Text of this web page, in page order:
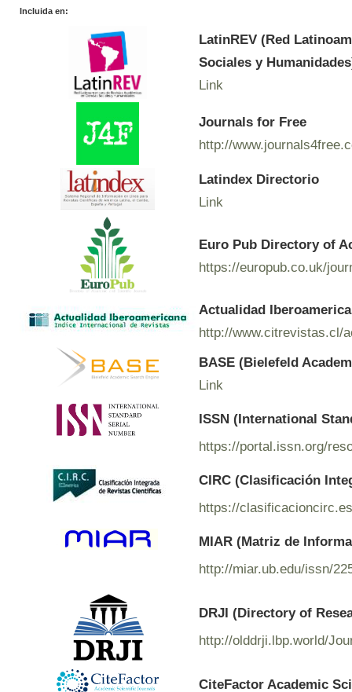
Incluida en:
LatinREV (Red
Sociales y
Link
Journals for Free
http://
Latindex Directorio
Link
Euro Pub Directory of
https://europub.co.uk/
Actualidad
http://www.citrevistas.cl/
BASE (Bielefeld
Link
ISSN (International
https://portal.issn.org/
CIRC (Clasificación
https://
MIAR (Matriz de
http://miar.ub.edu/issn/
DRJI (Directory of
http://olddrji.lbp.world/
CiteFactor Academic